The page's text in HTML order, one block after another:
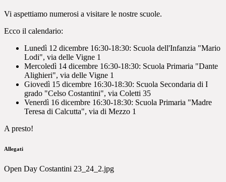
Vi aspettiamo numerosi a visitare le nostre scuole.
Ecco il calendario:
Lunedì 12 dicembre 16:30-18:30: Scuola dell'Infanzia "Mario
Lodi", via delle Vigne 1
Mercoledì 14 dicembre 16:30-18:30: Scuola Primaria "Dante
Alighieri", via delle Vigne 1
Giovedì 15 dicembre 16:30-18:30: Scuola Secondaria di I
grado "Celso Costantini", via Coletti 35
Venerdì 16 dicembre 16:30-18:30: Scuola Primaria "Madre
Teresa di Calcutta", via di Mezzo 1
A presto!
Allegati
Open Day Costantini 23_24_2.jpg